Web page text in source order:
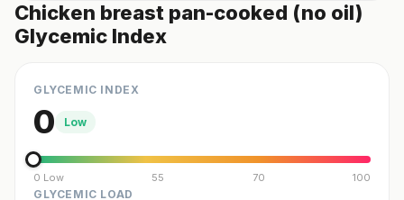
Chicken breast pan-cooked (no oil)
Glycemic Index
GLYCEMIC INDEX
0 Low
0 Low 55 70 100
GLYCEMIC LOAD